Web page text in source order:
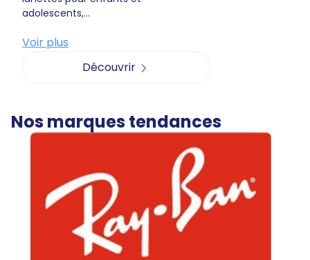
adolescents,...
Voir plus
Découvrir
Nos marques tendances